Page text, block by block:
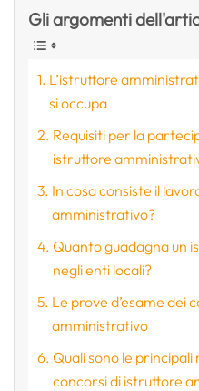
Gli argomenti
L’istruttore
si occupa
Requisiti per la
istruttore
In cosa consiste il
amministrativo?
Quanto guadagna un
negli enti locali?
Le prove d’esame dei
amministrativo
Quali sono le
concorsi di istruttore